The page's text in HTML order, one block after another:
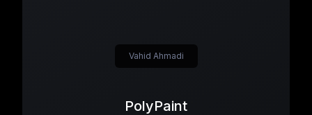
PolyPaint
Vahid Ahmadi